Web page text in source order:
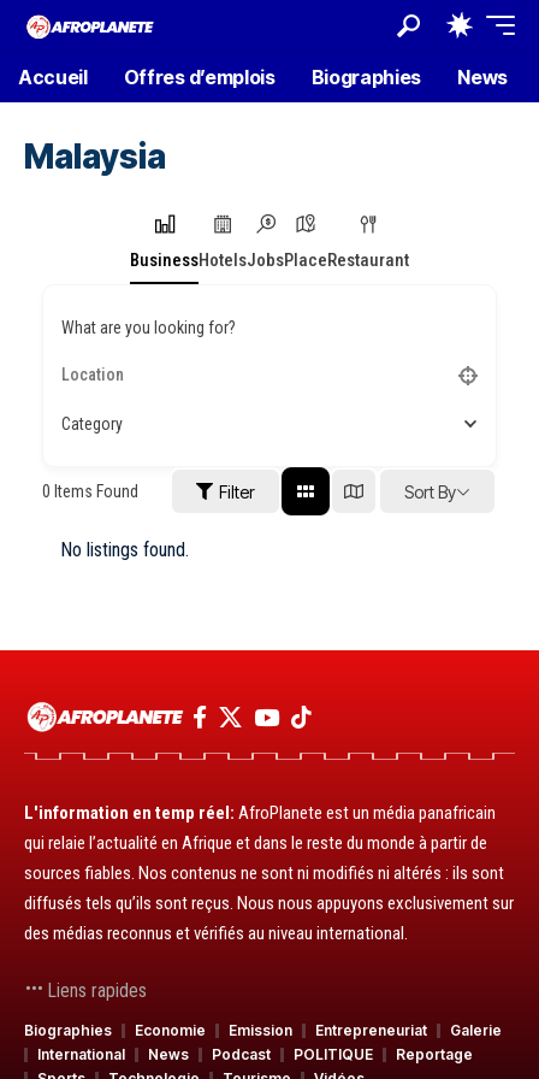
Accueil Offres d’emplois Biographies News
Malaysia
BusinessHotelsJobsPlaceRestaurant
What are you looking for?
Category
0 Items Found Filter Sort By
No listings found.
L'information en temp réel: AfroPlanete est un média panafricain
qui relaie l’actualité en Afrique et dans le reste du monde à partir de
sources fiables. Nos contenus ne sont ni modifiés ni altérés : ils sont
diffusés tels qu’ils sont reçus. Nous nous appuyons exclusivement sur
des médias reconnus et vérifiés au niveau international.
Liens rapides
Biographies Economie Emission Entrepreneuriat
Galerie
International
News Podcast POLITIQUE
Reportage